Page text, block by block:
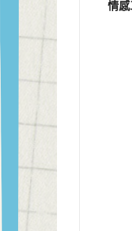
情